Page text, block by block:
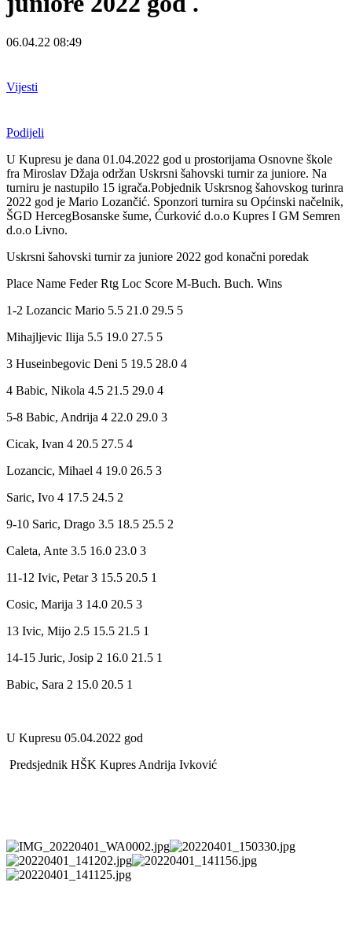
06.04.22 08:49
Vijesti
Podijeli
U Kupresu je dana 01.04.2022 god u prostorijama Osnovne škole
fra Miroslav Džaja održan Uskrsni šahovski turnir za juniore. Na
turniru je nastupilo 15 igrača.Pobjednik Uskrsnog šahovskog turinra
2022 god je Mario Lozančić. Sponzori turnira su Općinski načelnik,
ŠGD HercegBosanske šume, Ćurković d.o.o Kupres I GM Semren
d.o.o Livno.
Uskrsni šahovski turnir za juniore 2022 god konačni poredak
Place Name Feder Rtg Loc Score M-Buch. Buch. Wins
1-2 Lozancic Mario 5.5 21.0 29.5 5
Mihajljevic Ilija 5.5 19.0 27.5 5
3 Huseinbegovic Deni 5 19.5 28.0 4
4 Babic, Nikola 4.5 21.5 29.0 4
5-8 Babic, Andrija 4 22.0 29.0 3
Cicak, Ivan 4 20.5 27.5 4
Lozancic, Mihael 4 19.0 26.5 3
Saric, Ivo 4 17.5 24.5 2
9-10 Saric, Drago 3.5 18.5 25.5 2
Caleta, Ante 3.5 16.0 23.0 3
11-12 Ivic, Petar 3 15.5 20.5 1
Cosic, Marija 3 14.0 20.5 3
13 Ivic, Mijo 2.5 15.5 21.5 1
14-15 Juric, Josip 2 16.0 21.5 1
Babic, Sara 2 15.0 20.5 1
U Kupresu 05.04.2022 god
Predsjednik HŠK Kupres Andrija Ivković